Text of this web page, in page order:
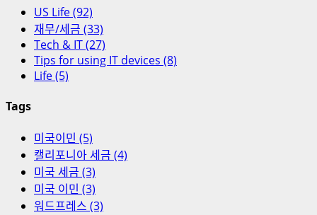
US Life (92)
재무/세금 (33)
Tech & IT (27)
Tips for using IT devices (8)
Life (5)
Tags
미국이민 (5)
캘리포니아 세금 (4)
미국 세금 (3)
미국 이민 (3)
워드프레스 (3)